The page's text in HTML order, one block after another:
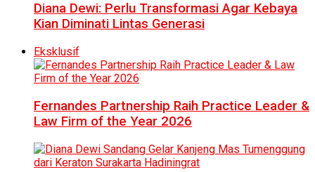
Diana Dewi: Perlu Transformasi Agar Kebaya
Kian Diminati Lintas Generasi
Eksklusif
Fernandes Partnership Raih Practice Leader &
Law Firm of the Year 2026